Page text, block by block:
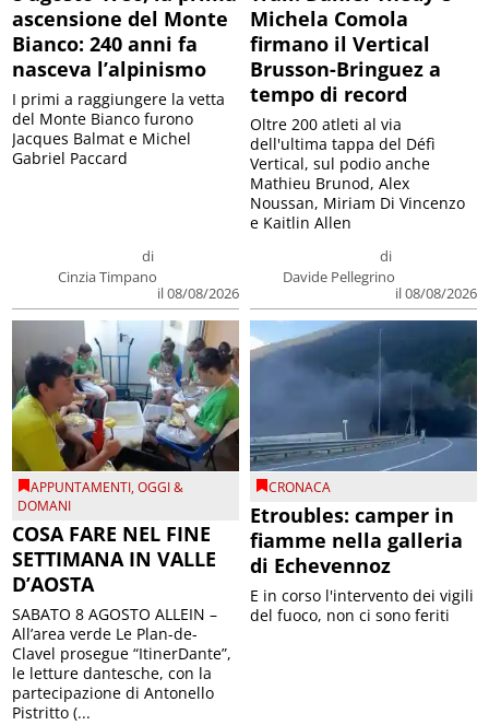
ascensione del Monte
Bianco: 240 anni fa
nasceva l’alpinismo
di
Cinzia Timpano
il 08/08/2026
I primi a raggiungere la vetta
del Monte Bianco furono
Jacques Balmat e Michel
Gabriel Paccard
Michela Comola
firmano il Vertical
Brusson-Bringuez a
tempo di record
di
Davide Pellegrino
il 08/08/2026
Oltre 200 atleti al via
dell'ultima tappa del Défì
Vertical, sul podio anche
Mathieu Brunod, Alex
Noussan, Miriam Di Vincenzo
e Kaitlin Allen
APPUNTAMENTI,OGGI &
DOMANI
COSA FARE NEL FINE
SETTIMANA IN VALLE
D’AOSTA
SABATO 8 AGOSTO ALLEIN –
All’area verde Le Plan-de-
Clavel prosegue “ItinerDante”,
le letture dantesche, con la
partecipazione di Antonello
Pistritto (...
CRONACA
Etroubles: camper in
fiamme nella galleria
di Echevennoz
E in corso l'intervento dei vigili
del fuoco, non ci sono feriti